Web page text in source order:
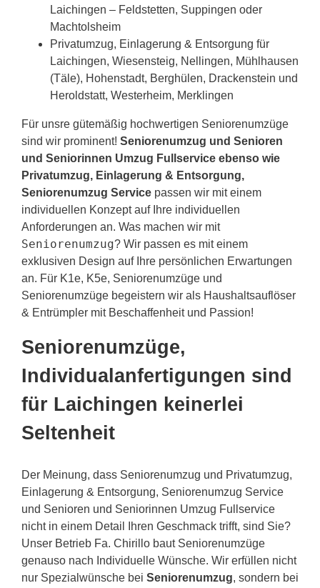
Laichingen – Feldstetten, Suppingen oder
Machtolsheim
Privatumzug, Einlagerung & Entsorgung für
Laichingen, Wiesensteig, Nellingen, Mühlhausen
(Täle), Hohenstadt, Berghülen, Drackenstein und
Heroldstatt, Westerheim, Merklingen
Für unsre gütemäßig hochwertigen Seniorenumzüge
sind wir prominent! Seniorenumzug und Senioren
und Seniorinnen Umzug Fullservice ebenso wie
Privatumzug, Einlagerung & Entsorgung,
Seniorenumzug Service passen wir mit einem
individuellen Konzept auf Ihre individuellen
Anforderungen an. Was machen wir mit
Seniorenumzug? Wir passen es mit einem
exklusiven Design auf Ihre persönlichen Erwartungen
an. Für K1e, K5e, Seniorenumzüge und
Seniorenumzüge begeistern wir als Haushaltsauflöser
& Entrümpler mit Beschaffenheit und Passion!
Seniorenumzüge,
Individualanfertigungen sind
für Laichingen keinerlei
Seltenheit
Der Meinung, dass Seniorenumzug und Privatumzug,
Einlagerung & Entsorgung, Seniorenumzug Service
und Senioren und Seniorinnen Umzug Fullservice
nicht in einem Detail Ihren Geschmack trifft, sind Sie?
Unser Betrieb Fa. Chirillo baut Seniorenumzüge
genauso nach Individuelle Wünsche. Wir erfüllen nicht
nur Spezialwünsche bei Seniorenumzug, sondern bei